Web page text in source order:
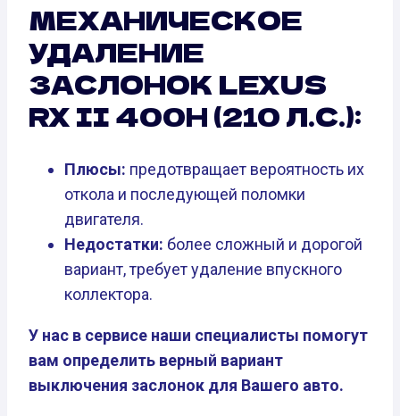
МЕХАНИЧЕСКОЕ
УДАЛЕНИЕ
ЗАСЛОНОК LEXUS
RX II 400H (210 Л.С.):
Плюсы: предотвращает вероятность их
откола и последующей поломки
двигателя.
Недостатки: более сложный и дорогой
вариант, требует удаление впускного
коллектора.
У нас в сервисе наши специалисты помогут
вам определить верный вариант
выключения заслонок для Вашего авто.